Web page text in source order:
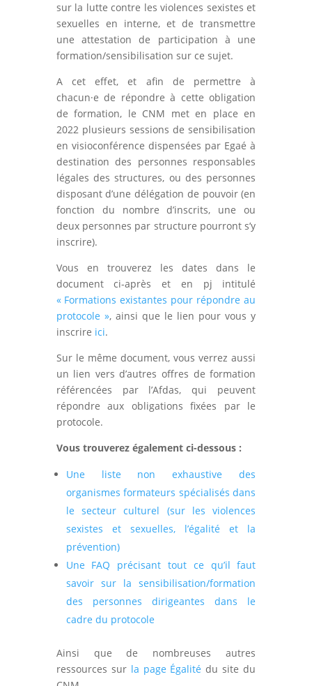
sur la lutte contre les violences sexistes et
sexuelles en interne, et de transmettre
une attestation de participation à une
formation/sensibilisation sur ce sujet.
A cet effet, et afin de permettre à
chacun·e de répondre à cette obligation
de formation, le CNM met en place en
2022 plusieurs sessions de sensibilisation
en visioconférence dispensées par Egaé à
destination des personnes responsables
légales des structures, ou des personnes
disposant d’une délégation de pouvoir (en
fonction du nombre d’inscrits, une ou
deux personnes par structure pourront s’y
inscrire).
Vous en trouverez les dates dans le
document ci-après et en pj intitulé
« Formations existantes pour répondre au
protocole », ainsi que le lien pour vous y
inscrire ici.
Sur le même document, vous verrez aussi
un lien vers d’autres offres de formation
référencées par l’Afdas, qui peuvent
répondre aux obligations fixées par le
protocole.
Vous trouverez également ci-dessous :
Une liste non exhaustive des
organismes formateurs spécialisés dans
le secteur culturel (sur les violences
sexistes et sexuelles, l’égalité et la
prévention)
Une FAQ précisant tout ce qu’il faut
savoir sur la sensibilisation/formation
des personnes dirigeantes dans le
cadre du protocole
Ainsi que de nombreuses autres
ressources sur la page Égalité du site du